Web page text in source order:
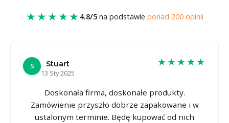
★★★★★ 4.8/5na podstawie ponad 200 opinii
S
Stuart
13 Sty 2025
★★★★★
Doskonała firma, doskonałe produkty.
Zamówienie przyszło dobrze zapakowane i w
ustalonym terminie. Będę kupować od nich